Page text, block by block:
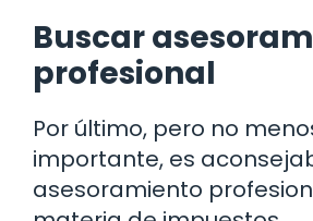
Buscar
profesional
Por último, pero no
importante, es
asesoramiento